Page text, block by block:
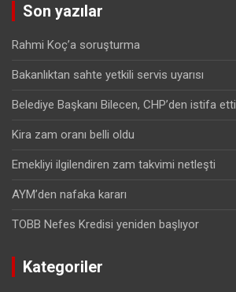
Son yazılar
Rahmi Koç’a soruşturma
Bakanlıktan sahte yetkili servis uyarısı
Belediye Başkanı Bilecen, CHP’den istifa etti
Kira zam oranı belli oldu
Emekliyi ilgilendiren zam takvimi netleşti
AYM’den nafaka kararı
TOBB Nefes Kredisi yeniden başlıyor
Kategoriler